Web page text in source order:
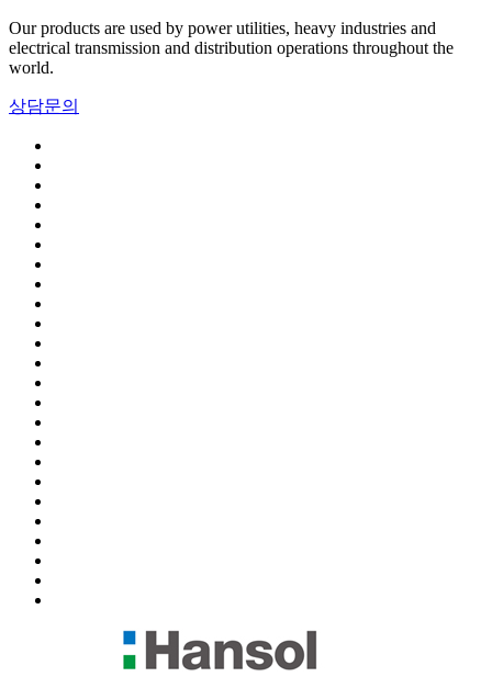
Our products are used by power utilities, heavy industries and
electrical transmission and distribution operations throughout the
world.
상담문의